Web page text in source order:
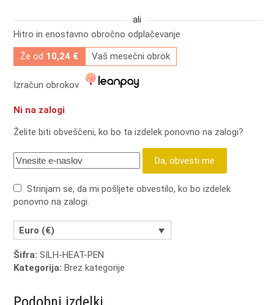
ali
Hitro in enostavno obročno odplačevanje
Že od 10,24 € Vaš mesečni obrok
Izračun obrokov
Ni na zalogi
Želite biti obveščeni, ko bo ta izdelek ponovno na zalogi?
Da, obvesti me
Strinjam se, da mi pošljete obvestilo, ko bo izdelek
ponovno na zalogi.
Euro (€)
Šifra:SILH-HEAT-PEN
Kategorija:Brez kategorije